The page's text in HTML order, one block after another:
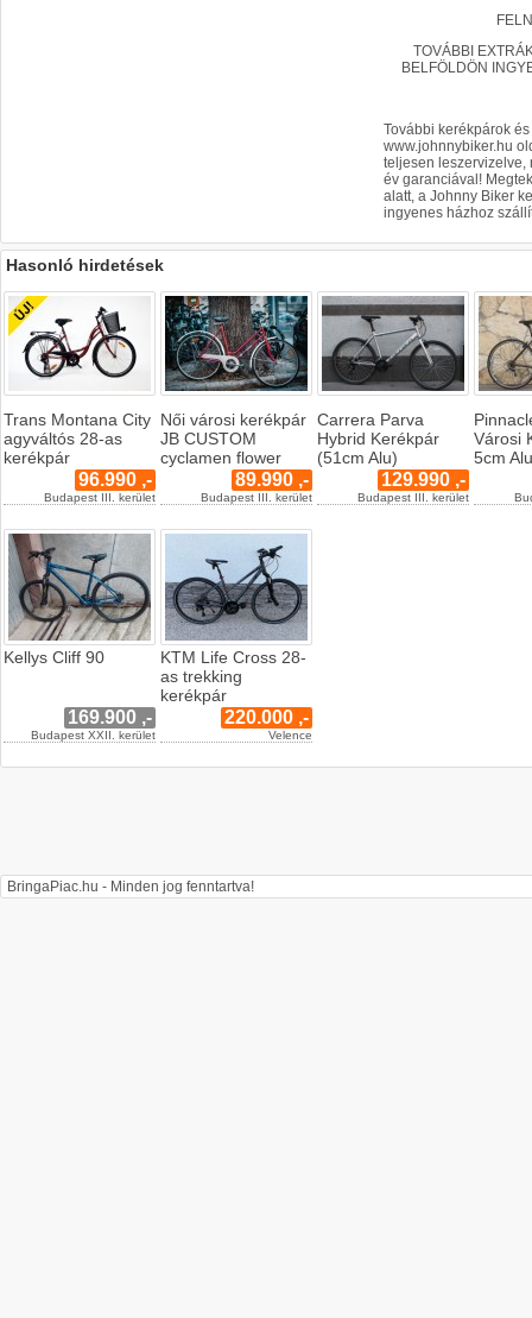
TOVÁBBI
BELFÖLDÖN
További kerékpárok
www.johnnybiker.hu
teljesen leszervizelve,
év garanciával!
alatt, a Johnny Biker
ingyenes házhoz
Hasonló hirdetések
Trans Montana City
agyváltós 28-as
kerékpár
96.990 ,-
Budapest III. kerület
Női városi kerékpár
JB CUSTOM
cyclamen flower
89.990 ,-
Budapest III. kerület
Carrera Parva
Hybrid Kerékpár
(51cm Alu)
129.990 ,-
Budapest III. kerület
Városi
5cm Alu
Kellys Cliff 90
169.900 ,-
Budapest XXII. kerület
KTM Life Cross 28-
as trekking
kerékpár
220.000 ,-
Velence
BringaPiac.hu - Minden jog fenntartva!